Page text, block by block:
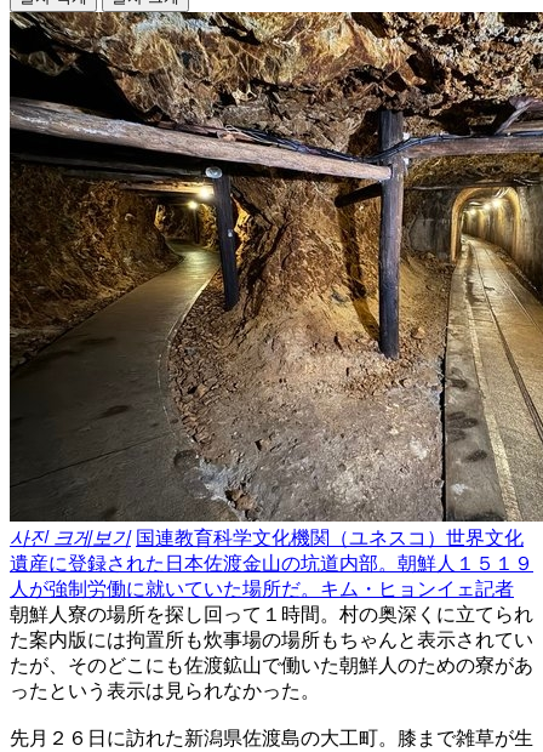
사진 크게보기 国連教育科学文化機関（ユネスコ）世界文化
遺産に登録された日本佐渡金山の坑道内部。朝鮮人１５１９
人が強制労働に就いていた場所だ。キム・ヒョンイェ記者
朝鮮人寮の場所を探し回って１時間。村の奥深くに立てられ
た案内版には拘置所も炊事場の場所もちゃんと表示されてい
たが、そのどこにも佐渡鉱山で働いた朝鮮人のための寮があ
ったという表示は見られなかった。
先月２６日に訪れた新潟県佐渡島の大工町。膝まで雑草が生